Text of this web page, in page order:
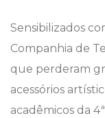
Sensibilizados
Companhia de
que perderam
acessórios
acadêmicos da